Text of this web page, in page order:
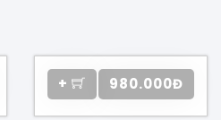
980.000Đ
+